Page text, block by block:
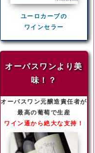
ユーロカーブの
ワインセラー
オーパスワンより美
味！？
オーパスワン元醸造責任者が
最高の葡萄で生産
ワイン通から絶大な支持！